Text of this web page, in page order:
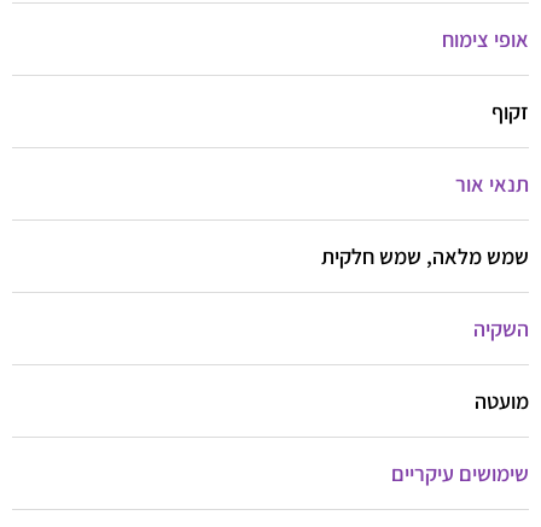
אופי צימוח
זקוף
תנאי אור
שמש מלאה, שמש חלקית
השקיה
מועטה
שימושים עיקריים